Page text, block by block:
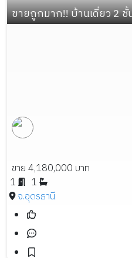
ขายถูกมาก!! บ้านเดี่ยว 2 ชั้
ขาย 4,180,000 บาท
1
1
จ.อุดรธานี